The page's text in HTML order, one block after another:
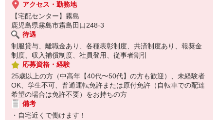
アクセス・勤務地
【宅配センター】霧島
鹿児島県霧島市霧島田口248-3
待遇
制服貸与、離職金あり、各種表彰制度、共済制度あり、報奨金
制度、収入補償制度、社員登用、従事者割引
応募資格・経験
25歳以上の方（中高年【40代〜50代】の方も歓迎）、未経験者
OK、学生不可、普通運転免許または原付免許（自転車での配達
希望の場合は免許不要）をお持ちの方
備考
・自宅近くで働けます！